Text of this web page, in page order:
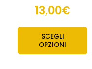
13,00€
SCEGLI
OPZIONI